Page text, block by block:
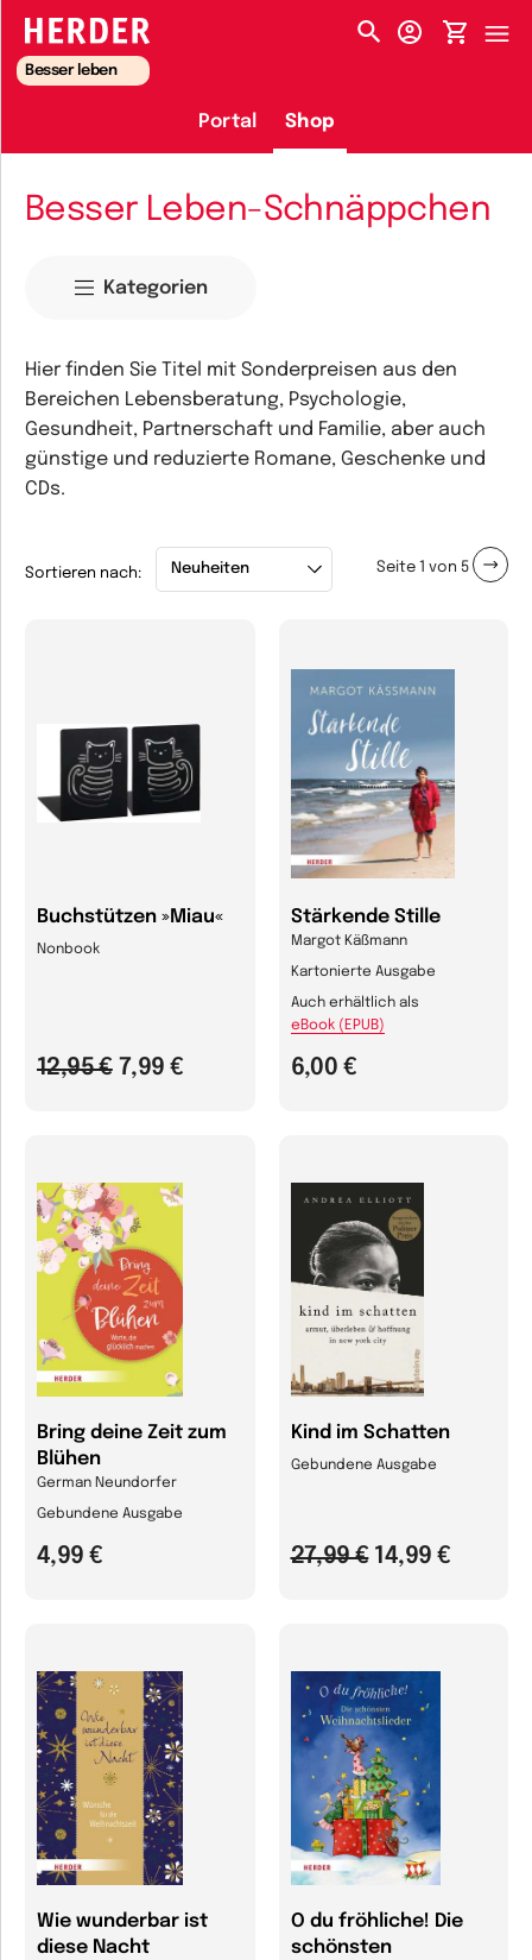
HERDER-MENÜ
Besser leben
Portal Shop
Besser Leben-Schnäppchen
Kategorien
Hier finden Sie Titel mit Sonderpreisen aus den
Bereichen Lebensberatung, Psychologie,
Gesundheit, Partnerschaft und Familie, aber auch
günstige und reduzierte Romane, Geschenke und
CDs.
Sortieren nach: Seite 1 von 5
Buchstützen »Miau«
Nonbook
12,95 € 7,99 €
Stärkende Stille
Margot Käßmann
Kartonierte Ausgabe
6,00 €
Auch erhältlich als
eBook (EPUB)
Bring deine Zeit zum
Blühen
German Neundorfer
Gebundene Ausgabe
4,99 €
Kind im Schatten
Gebundene Ausgabe
27,99 € 14,99 €
Wie wunderbar ist
diese Nacht
O du fröhliche! Die
schönsten